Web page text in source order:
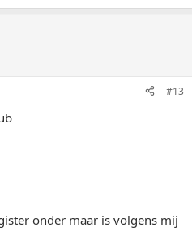
#13
onder maar is volgens mij